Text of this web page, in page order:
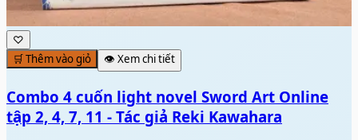
♡
🛒 Thêm vào giỏ
👁️ Xem chi tiết
Combo 4 cuốn light novel Sword Art Online
tập 2, 4, 7, 11 - Tác giả Reki Kawahara